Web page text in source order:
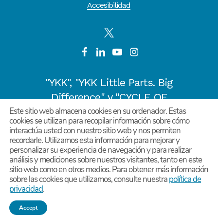
Accesibilidad
"YKK", "YKK Little Parts. Big
Difference." y "CYCLE OF
GOODNESS" son marcas
registradas o marcas
comerciales de YKK
COPORATION en Japón y otros
países/regiones.
©
YKK Corporation of America. Todos los
Este sitio web almacena cookies en su ordenador. Estas
cookies se utilizan para recopilar información sobre cómo
interactúa usted con nuestro sitio web y nos permiten
recordarle. Utilizamos esta información para mejorar y
personalizar su experiencia de navegación y para realizar
análisis y mediciones sobre nuestros visitantes, tanto en este
sitio web como en otros medios. Para obtener más información
sobre las cookies que utilizamos, consulte nuestrapolítica de
privacidad.
Accept